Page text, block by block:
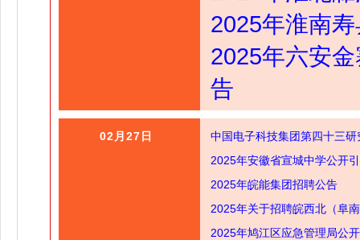
2025年淮南
2025年六安
告
02月27日
中国电子科技集团第四十三
2025年安徽省宣城中学公开
2025年皖能集团招聘公告
2025年关于招聘皖西北（阜
2025年鸠江区应急管理局公